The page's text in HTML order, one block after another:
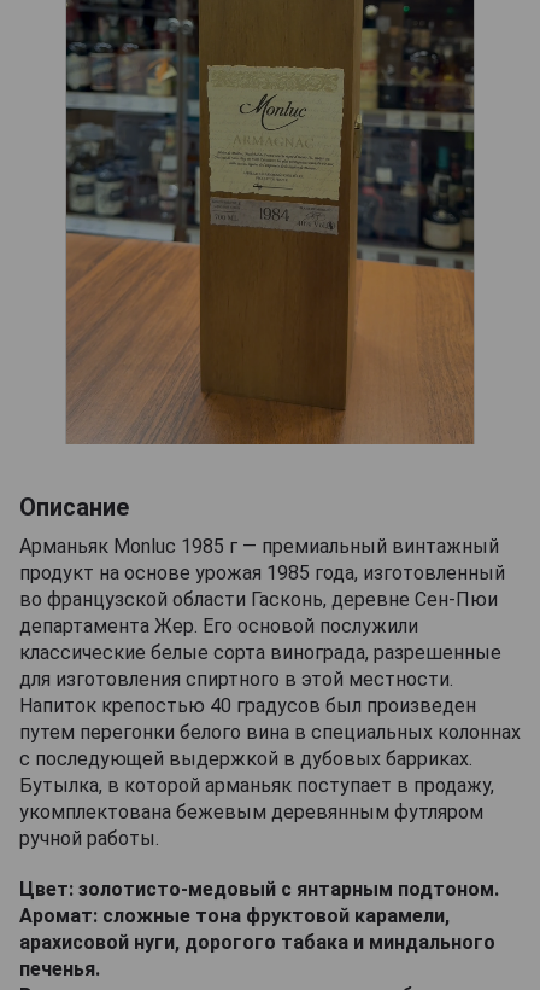
Описание
Арманьяк Monluc 1985 г — премиальный винтажный
продукт на основе урожая 1985 года, изготовленный
во французской области Гасконь, деревне Сен-Пюи
департамента Жер. Его основой послужили
классические белые сорта винограда, разрешенные
для изготовления спиртного в этой местности.
Напиток крепостью 40 градусов был произведен
путем перегонки белого вина в специальных колоннах
с последующей выдержкой в дубовых барриках.
Бутылка, в которой арманьяк поступает в продажу,
укомплектована бежевым деревянным футляром
ручной работы.
Цвет: золотисто-медовый с янтарным подтоном.
Аромат: сложные тона фруктовой карамели,
арахисовой нуги, дорогого табака и миндального
печенья.